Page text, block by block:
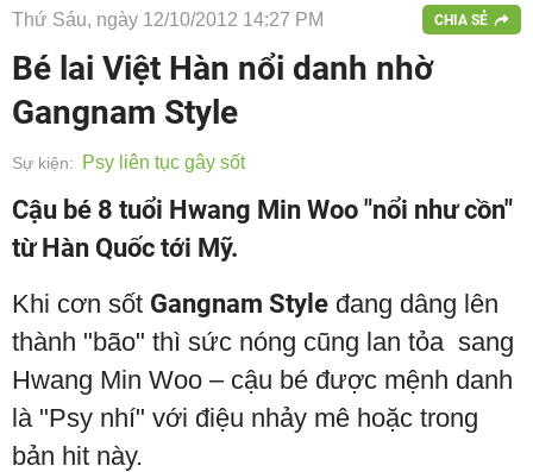
Thứ Sáu, ngày 12/10/2012 14:27 PM CHIA SẺ
Bé lai Việt Hàn nổi danh nhờ
Gangnam Style
Sự kiện: Psy liên tục gây sốt
Cậu bé 8 tuổi Hwang Min Woo "nổi như cồn"
từ Hàn Quốc tới Mỹ.
Khi cơn sốt Gangnam Style đang dâng lên
thành "bão" thì sức nóng cũng lan tỏa sang
Hwang Min Woo – cậu bé được mệnh danh
là "Psy nhí" với điệu nhảy mê hoặc trong
bản hit này.